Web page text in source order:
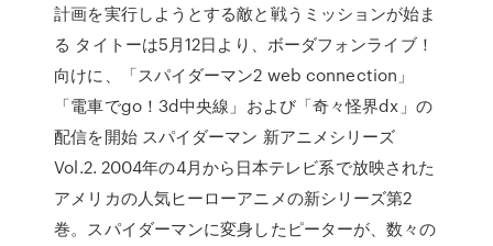
計画を実行しようとする敵と戦うミッションが始ま
る タイトーは5月12日より、ボーダフォンライブ！
向けに、「スパイダーマン2 web connection」
「電車でgo！3d中央線」および「奇々怪界dx」の
配信を開始 スパイダーマン 新アニメシリーズ
Vol.2. 2004年の4月から日本テレビ系で放映された
アメリカの人気ヒーローアニメの新シリーズ第2
巻。スパイダーマンに変身したピーターが、数々の